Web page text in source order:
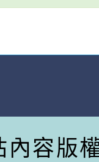
內容版